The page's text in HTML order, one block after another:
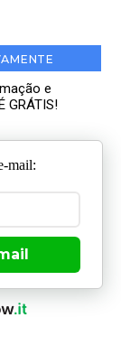
e
GRÁTIS!
mail: